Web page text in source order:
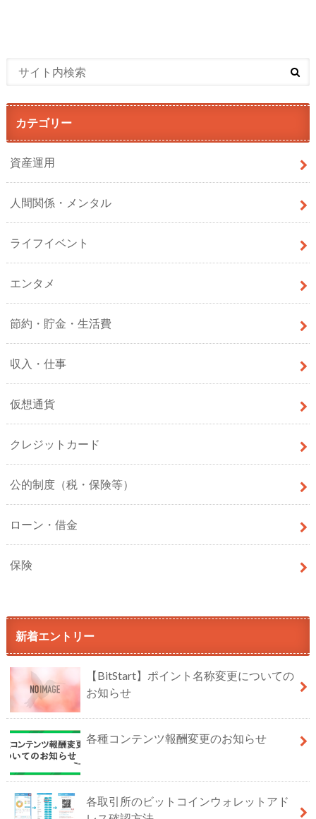
カテゴリー
資産運用
人間関係・メンタル
ライフイベント
エンタメ
節約・貯金・生活費
収入・仕事
仮想通貨
クレジットカード
公的制度（税・保険等）
ローン・借金
保険
新着エントリー
【BitStart】ポイント名称変更についての
お知らせ
各種コンテンツ報酬変更のお知らせ
各取引所のビットコインウォレットアド